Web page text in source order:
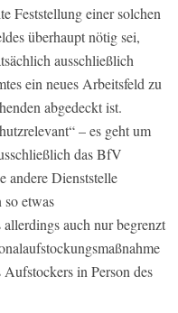
Feststellung einer solchen
überhaupt nötig sei,
ausschließlich
ein neues Arbeitsfeld zu
abgedeckt ist.
– es geht um
das BfV
andere Dienststelle
so etwas
auch nur begrenzt
in Person des